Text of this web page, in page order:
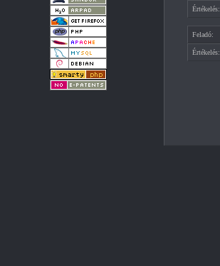
Értékelés:
Feladó:
Értékelés: